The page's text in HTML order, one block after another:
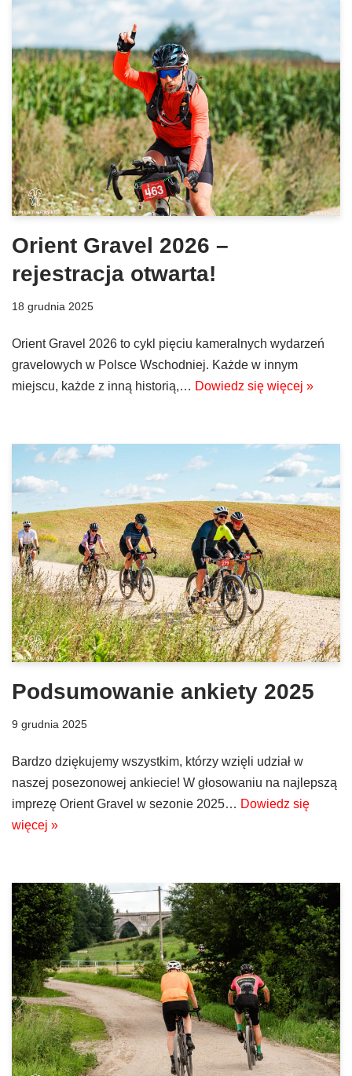
Orient Gravel 2026 –
rejestracja otwarta!
18 grudnia 2025
Orient Gravel 2026 to cykl pięciu kameralnych wydarzeń
gravelowych w Polsce Wschodniej. Każde w innym
miejscu, każde z inną historią,… Dowiedz się więcej »
Podsumowanie ankiety 2025
9 grudnia 2025
Bardzo dziękujemy wszystkim, którzy wzięli udział w
naszej posezonowej ankiecie! W głosowaniu na najlepszą
imprezę Orient Gravel w sezonie 2025… Dowiedz się
więcej »